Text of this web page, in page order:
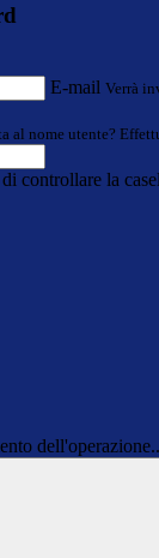
E-mail Verrà
al nome utente?
controllare la